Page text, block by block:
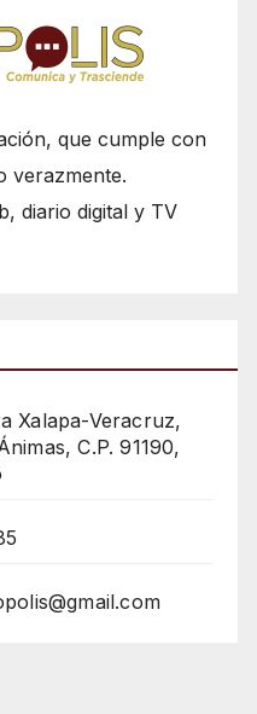
que cumple con
verazmente.
diario digital y TV
Xalapa-Veracruz,
C.P. 91190,